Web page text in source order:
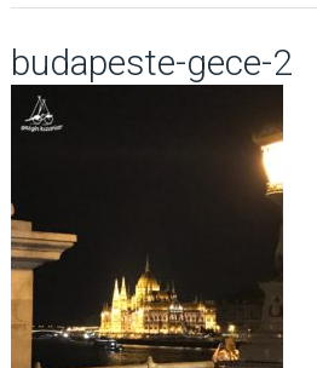
budapeste-gece-2